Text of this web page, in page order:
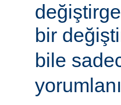
bir
bile